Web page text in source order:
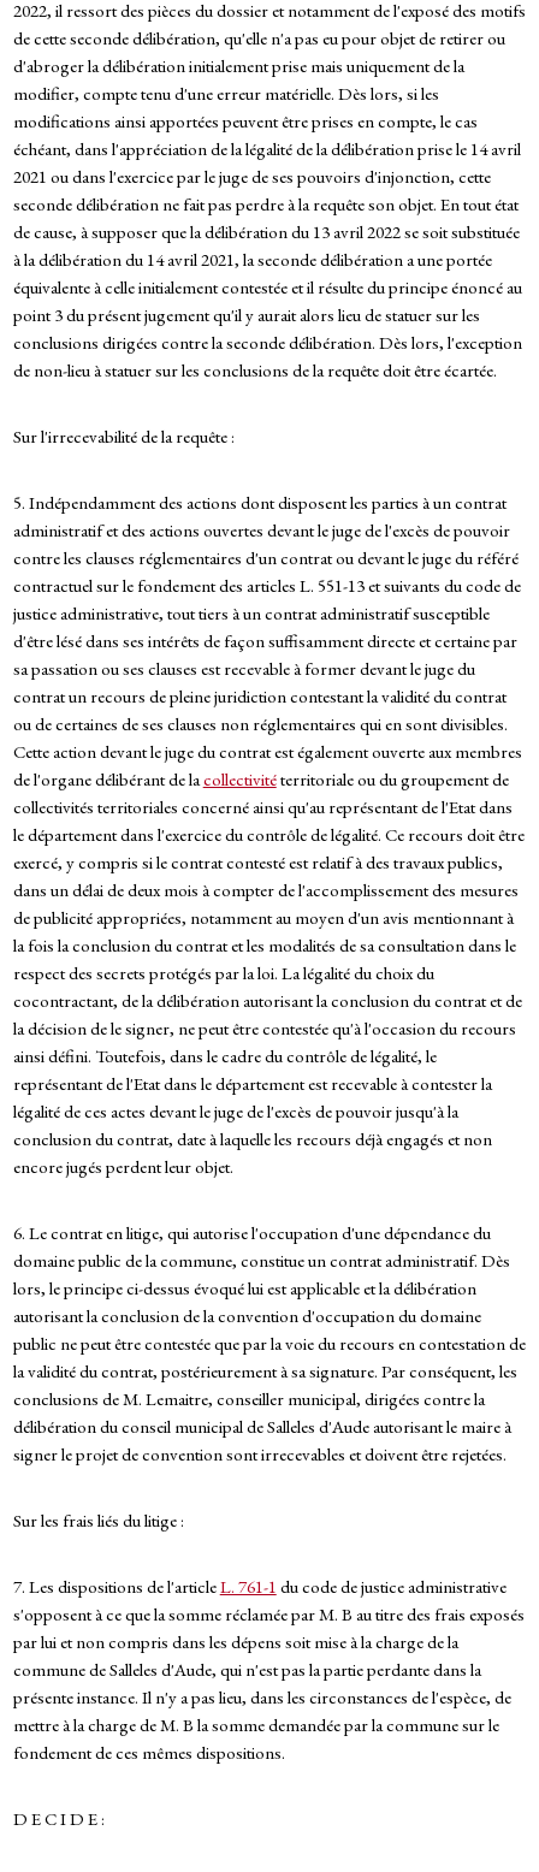
2022, il ressort des pièces du dossier et notamment de l'exposé des motifs
de cette seconde délibération, qu'elle n'a pas eu pour objet de retirer ou
d'abroger la délibération initialement prise mais uniquement de la
modifier, compte tenu d'une erreur matérielle. Dès lors, si les
modifications ainsi apportées peuvent être prises en compte, le cas
échéant, dans l'appréciation de la légalité de la délibération prise le 14 avril
2021 ou dans l'exercice par le juge de ses pouvoirs d'injonction, cette
seconde délibération ne fait pas perdre à la requête son objet. En tout état
de cause, à supposer que la délibération du 13 avril 2022 se soit substituée
à la délibération du 14 avril 2021, la seconde délibération a une portée
équivalente à celle initialement contestée et il résulte du principe énoncé au
point 3 du présent jugement qu'il y aurait alors lieu de statuer sur les
conclusions dirigées contre la seconde délibération. Dès lors, l'exception
de non-lieu à statuer sur les conclusions de la requête doit être écartée.
Sur l'irrecevabilité de la requête :
5. Indépendamment des actions dont disposent les parties à un contrat
administratif et des actions ouvertes devant le juge de l'excès de pouvoir
contre les clauses réglementaires d'un contrat ou devant le juge du référé
contractuel sur le fondement des articles L. 551-13 et suivants du code de
justice administrative, tout tiers à un contrat administratif susceptible
d'être lésé dans ses intérêts de façon suffisamment directe et certaine par
sa passation ou ses clauses est recevable à former devant le juge du
contrat un recours de pleine juridiction contestant la validité du contrat
ou de certaines de ses clauses non réglementaires qui en sont divisibles.
Cette action devant le juge du contrat est également ouverte aux membres
de l'organe délibérant de lacollectivitéterritoriale ou du groupement de
collectivités territoriales concerné ainsi qu'au représentant de l'Etat dans
le département dans l'exercice du contrôle de légalité. Ce recours doit être
exercé, y compris si le contrat contesté est relatif à des travaux publics,
dans un délai de deux mois à compter de l'accomplissement des mesures
de publicité appropriées, notamment au moyen d'un avis mentionnant à
la fois la conclusion du contrat et les modalités de sa consultation dans le
respect des secrets protégés par la loi. La légalité du choix du
cocontractant, de la délibération autorisant la conclusion du contrat et de
la décision de le signer, ne peut être contestée qu'à l'occasion du recours
ainsi défini. Toutefois, dans le cadre du contrôle de légalité, le
représentant de l'Etat dans le département est recevable à contester la
légalité de ces actes devant le juge de l'excès de pouvoir jusqu'à la
conclusion du contrat, date à laquelle les recours déjà engagés et non
encore jugés perdent leur objet.
6. Le contrat en litige, qui autorise l'occupation d'une dépendance du
domaine public de la commune, constitue un contrat administratif. Dès
lors, le principe ci-dessus évoqué lui est applicable et la délibération
autorisant la conclusion de la convention d'occupation du domaine
public ne peut être contestée que par la voie du recours en contestation de
la validité du contrat, postérieurement à sa signature. Par conséquent, les
conclusions de M. Lemaitre, conseiller municipal, dirigées contre la
délibération du conseil municipal de Salleles d'Aude autorisant le maire à
signer le projet de convention sont irrecevables et doivent être rejetées.
Sur les frais liés du litige :
7. Les dispositions de l'articleL. 761-1 du code de justice administrative
s'opposent à ce que la somme réclamée par M. B au titre des frais exposés
par lui et non compris dans les dépens soit mise à la charge de la
commune de Salleles d'Aude, qui n'est pas la partie perdante dans la
présente instance. Il n'y a pas lieu, dans les circonstances de l'espèce, de
mettre à la charge de M. B la somme demandée par la commune sur le
fondement de ces mêmes dispositions.
D E C I D E :